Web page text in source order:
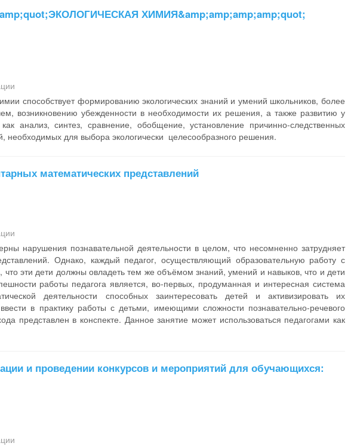
ХИМИЯ&amp;amp;amp;amp;quot;
способствует формированию экологических знаний и умений школьников, более
возникновению убежденности в необходимости их решения, а также развитию у
анализ, синтез, сравнение, обобщение, установление причинно-следственных
необходимых для выбора экологически целесообразного решения.
математических представлений
нарушения познавательной деятельности в целом, что несомненно затрудняет
Однако, каждый педагог, осуществляющий образовательную работу с
эти дети должны овладеть тем же объёмом знаний, умений и навыков, что и дети
работы педагога является, во-первых, продуманная и интересная система
деятельности способных заинтересовать детей и активизировать их
в практику работы с детьми, имеющими сложности познавательно-речевого
представлен в конспекте. Данное занятие может использоваться педагогами как
и проведении конкурсов и мероприятий для обучающихся: